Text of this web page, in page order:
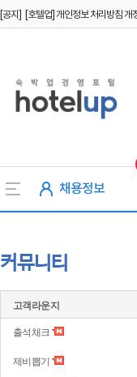
채용정보
커뮤니티
고객라운지
출석체크
제비뽑기